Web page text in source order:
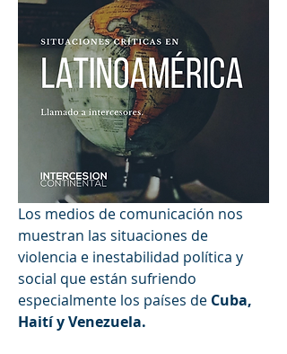
Los medios de comunicación nos
muestran las situaciones de
violencia e inestabilidad política y
social que están sufriendo
especialmente los países de Cuba,
Haití y Venezuela.